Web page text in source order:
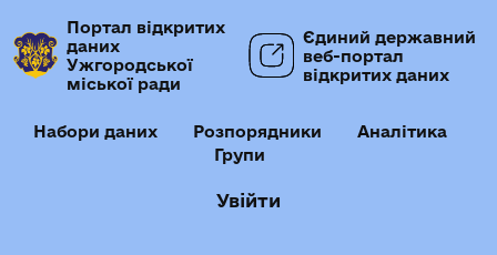
Портал відкритих
даних
Ужгородської
міської ради
Єдиний державний
веб-портал
відкритих даних
Набори даних Розпорядники
Аналітика
Групи
Увійти